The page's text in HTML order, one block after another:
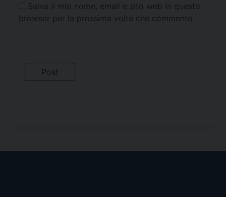
Salva il mio nome, email e sito web in questo
browser per la prossima volta che commento.